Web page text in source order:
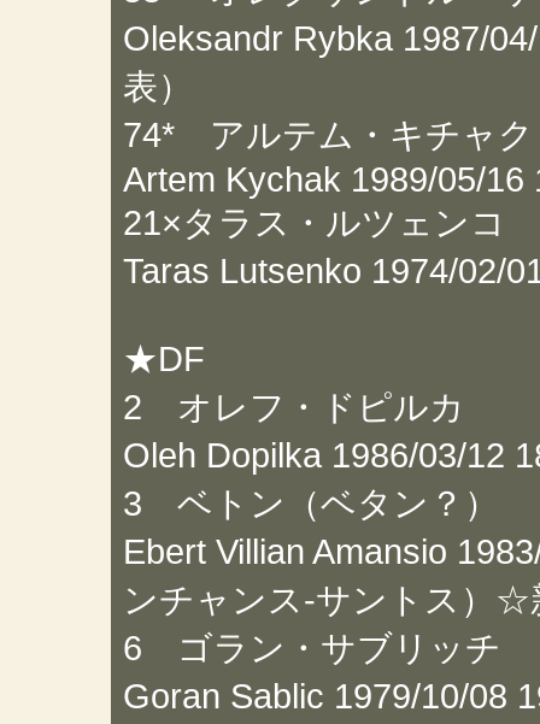
Oleksandr Rybka 1987/
表）
74* アルテム・キチャク
Artem Kychak 1989/05/16
21×タラス・ルツェンコ
Taras Lutsenko 1974/02/
★DF
2 オレフ・ドピルカ
Oleh Dopilka 1986/03/12
3 ベトン（ベタン？）
Ebert Villian Amansio
ンチャンス-サントス）☆
6 ゴラン・サブリッチ
Goran Sablic 1979/10/08